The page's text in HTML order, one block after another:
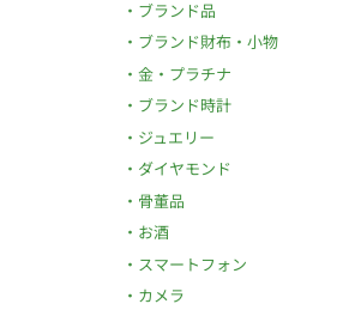
ブランド品
ブランド財布・小物
金・プラチナ
ブランド時計
ジュエリー
ダイヤモンド
骨董品
お酒
スマートフォン
カメラ